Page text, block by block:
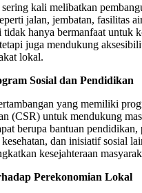
kali melibatkan
jalan, jembatan, fasilitas
hanya bermanfaat untuk
juga mendukung
lokal.
Sosial dan Pendidikan
yang memiliki
(CSR) untuk mendukung
berupa bantuan pendidikan,
dan inisiatif sosial
kesejahteraan
Perekonomian Lokal